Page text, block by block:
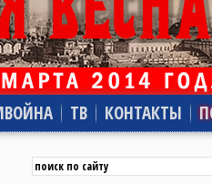
ТВ КОНТАКТЫ